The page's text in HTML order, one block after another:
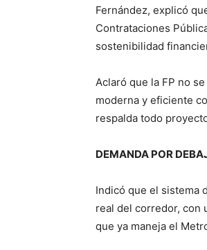
Fernández, explicó
Contrataciones
sostenibilidad
Aclaró que la FP no
moderna y eficiente
respalda todo
DEMANDA POR
Indicó que el sistema
real del corredor, con
que ya maneja el